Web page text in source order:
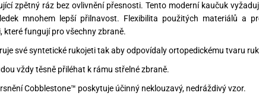
zpětný ráz bez ovlivnění přesnosti. Tento moderní kaučuk
mnohem lepší přilnavost. Flexibilita použitých materiálů a
které fungují pro všechny zbraně.
své syntetické rukojeti tak aby odpovídaly ortopedickému tvaru
vždy těsně přiléhat k rámu střelné zbraně.
Cobblestone™ poskytuje účinný neklouzavý, nedráždivý vzor.